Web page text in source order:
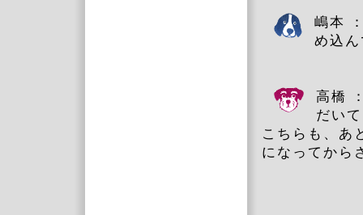
嶋本
め込
高橋
だい
こちらも、あ
になってから